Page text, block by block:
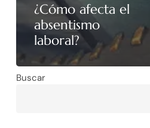
¿Cómo afecta el
absentismo
laboral?
Buscar